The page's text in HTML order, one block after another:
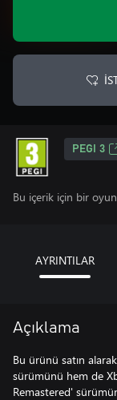
PEGI 3
Bu içerik için bir oyun
AYRINTILAR
Açıklama
Bu ürünü satın
sürümünü hem de
Remastered'